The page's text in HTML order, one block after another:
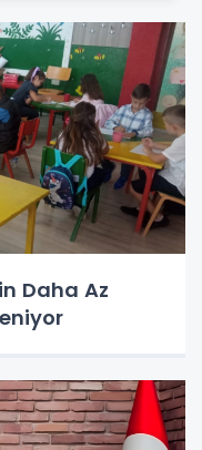
Daha Az